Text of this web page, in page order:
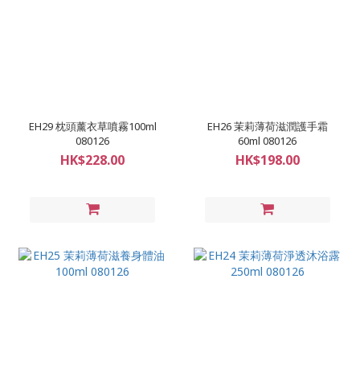
EH29 枕頭薰衣草噴霧100ml
080126
HK$228.00
EH26 茉莉薄荷滋潤護手霜
60ml 080126
HK$198.00